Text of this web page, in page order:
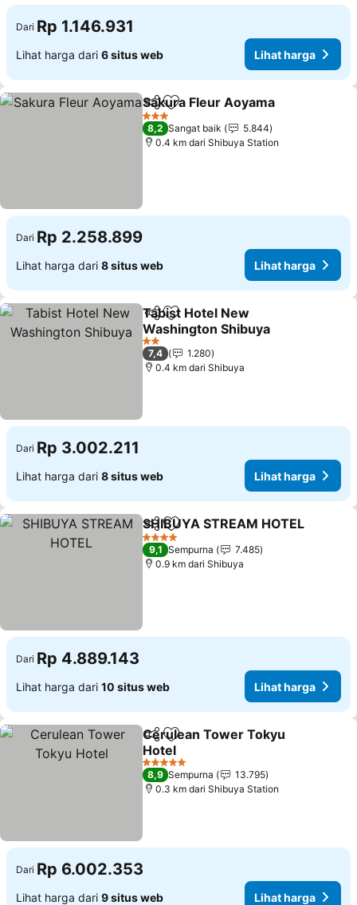
Dari Rp 1.146.931
Lihat harga dari 6 situs web Lihat harga
BagikanTambahkan ke favorit
Sakura Fleur Aoyama
3 Bintang
8,2 Sangat baik
5.844
0.4 km dari Shibuya Station
Dari Rp 2.258.899
Lihat harga dari 8 situs web Lihat harga
BagikanTambahkan ke favorit
Tabist Hotel New
Washington Shibuya
2 Bintang
7,4
1.280
0.4 km dari Shibuya
Dari Rp 3.002.211
Lihat harga dari 8 situs web Lihat harga
BagikanTambahkan ke favorit
SHIBUYA STREAM HOTEL
4 Bintang
9,1 Sempurna
7.485
0.9 km dari Shibuya
Dari Rp 4.889.143
Lihat harga dari 10 situs web Lihat harga
BagikanTambahkan ke favorit
Cerulean Tower Tokyu
Hotel
5 Bintang
8,9 Sempurna
13.795
0.3 km dari Shibuya Station
Dari Rp 6.002.353
Lihat harga dari 9 situs web Lihat harga